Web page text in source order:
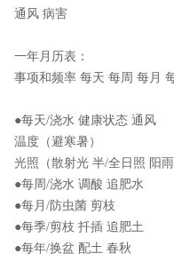
通风 病害
一年月历表：
事项和频率 每天 每周 每月
●每天/浇水 健康状态 通风
温度（避寒暑）
光照（散射光 半/全日照 阳雨
●每周/浇水 调酸 追肥水
●每月/防虫菌 剪枝
●每季/剪枝 扦插 追肥土
●每年/换盆 配土 春秋